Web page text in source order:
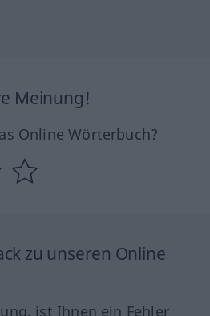
Meinung!
Online Wörterbuch?
zu unseren Online
ist Ihnen ein Fehler